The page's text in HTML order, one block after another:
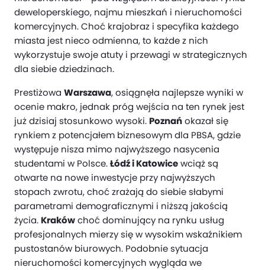
deweloperskiego, najmu mieszkań i nieruchomości
komercyjnych. Choć krajobraz i specyfika każdego
miasta jest nieco odmienna, to każde z nich
wykorzystuje swoje atuty i przewagi w strategicznych
dla siebie dziedzinach.
Prestiżowa Warszawa, osiągnęła najlepsze wyniki w
ocenie makro, jednak próg wejścia na ten rynek jest
już dzisiaj stosunkowo wysoki. Poznańokazał się
rynkiem z potencjałem biznesowym dla PBSA, gdzie
występuje nisza mimo najwyższego nasycenia
studentami w Polsce.Łódź i Katowicewciąż są
otwarte na nowe inwestycje przy najwyższych
stopach zwrotu, choć zrażają do siebie słabymi
parametrami demograficznymi i niższą jakością
życia. Krakówchoć dominujący na rynku usług
profesjonalnych mierzy się w wysokim wskaźnikiem
pustostanów biurowych. Podobnie sytuacja
nieruchomości komercyjnych wygląda we